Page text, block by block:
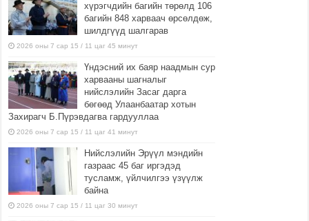
хүрэгчдийн багийн төрөлд 106
багийн 848 харваач өрсөлдөж,
шилдгүүд шалгарав
2026 оны 7 сар 15 / 11 цаг 45 минут
Үндэсний их баяр наадмын сур
харвааны шагналыг
нийслэлийн Засаг дарга
бөгөөд Улаанбаатар хотын
Захирагч Б.Пүрэвдагва гардууллаа
2026 оны 7 сар 15 / 11 цаг 41 минут
Нийслэлийн Эрүүл мэндийн
газраас 45 баг иргэдэд
тусламж, үйлчилгээ үзүүлж
байна
2026 оны 7 сар 15 / 11 цаг 30 минут